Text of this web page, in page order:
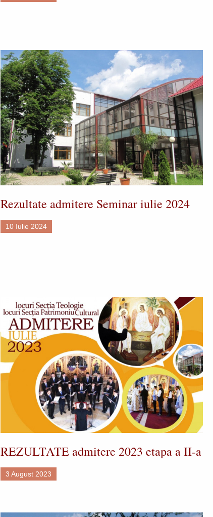
Rezultate admitere Seminar iulie 2024
10 Iulie 2024
REZULTATE admitere 2023 etapa a II-a
3 August 2023